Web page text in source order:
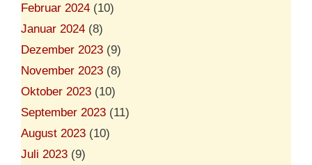
Februar 2024 (10)
Januar 2024 (8)
Dezember 2023 (9)
November 2023 (8)
Oktober 2023 (10)
September 2023 (11)
August 2023 (10)
Juli 2023 (9)